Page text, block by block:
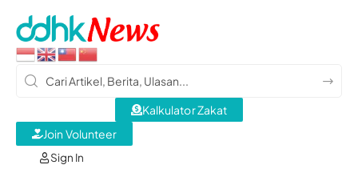
Sign In
Kalkulator Zakat
Join Volunteer